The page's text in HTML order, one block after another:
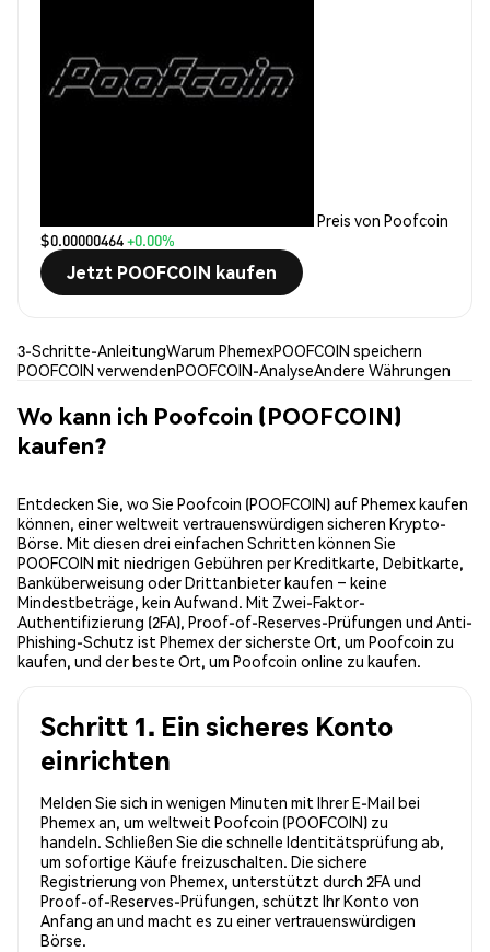
Preis von Poofcoin
$0.00000464+0.00%
Jetzt POOFCOIN kaufen
3-Schritte-AnleitungWarum PhemexPOOFCOIN speichern
POOFCOIN verwendenPOOFCOIN-AnalyseAndere Währungen
Wo kann ich Poofcoin (POOFCOIN)
kaufen?
Entdecken Sie, wo Sie Poofcoin (POOFCOIN) auf Phemex kaufen
können, einer weltweit vertrauenswürdigen sicheren Krypto-
Börse. Mit diesen drei einfachen Schritten können Sie
POOFCOIN mit niedrigen Gebühren per Kreditkarte, Debitkarte,
Banküberweisung oder Drittanbieter kaufen – keine
Mindestbeträge, kein Aufwand. Mit Zwei-Faktor-
Authentifizierung (2FA), Proof-of-Reserves-Prüfungen und Anti-
Phishing-Schutz ist Phemex der sicherste Ort, um Poofcoin zu
kaufen, und der beste Ort, um Poofcoin online zu kaufen.
Schritt 1. Ein sicheres Konto
einrichten
Melden Sie sich in wenigen Minuten mit Ihrer E-Mail bei
Phemex an, um weltweit Poofcoin (POOFCOIN) zu
handeln. Schließen Sie die schnelle Identitätsprüfung ab,
um sofortige Käufe freizuschalten. Die sichere
Registrierung von Phemex, unterstützt durch 2FA und
Proof-of-Reserves-Prüfungen, schützt Ihr Konto von
Anfang an und macht es zu einer vertrauenswürdigen
Börse.